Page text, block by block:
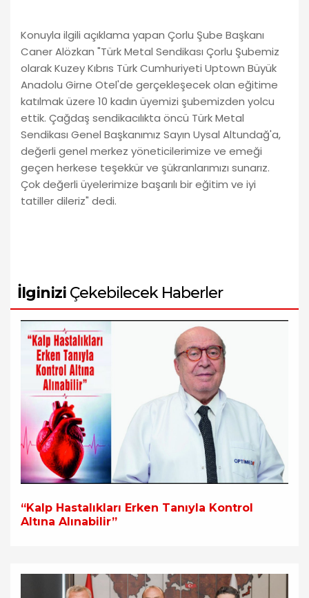
Konuyla ilgili açıklama yapan Çorlu Şube Başkanı
Caner Alözkan "Türk Metal Sendikası Çorlu Şubemiz
olarak Kuzey Kıbrıs Türk Cumhuriyeti Uptown Büyük
Anadolu Girne Otel'de gerçekleşecek olan eğitime
katılmak üzere 10 kadın üyemizi şubemizden yolcu
ettik. Çağdaş sendikacılıkta öncü Türk Metal
Sendikası Genel Başkanımız Sayın Uysal Altundağ'a,
değerli genel merkez yöneticilerimize ve emeği
geçen herkese teşekkür ve şükranlarımızı sunarız.
Çok değerli üyelerimize başarılı bir eğitim ve iyi
tatiller dileriz" dedi.
İlginizi Çekebilecek Haberler
“Kalp Hastalıkları Erken Tanıyla Kontrol
Altına Alınabilir”